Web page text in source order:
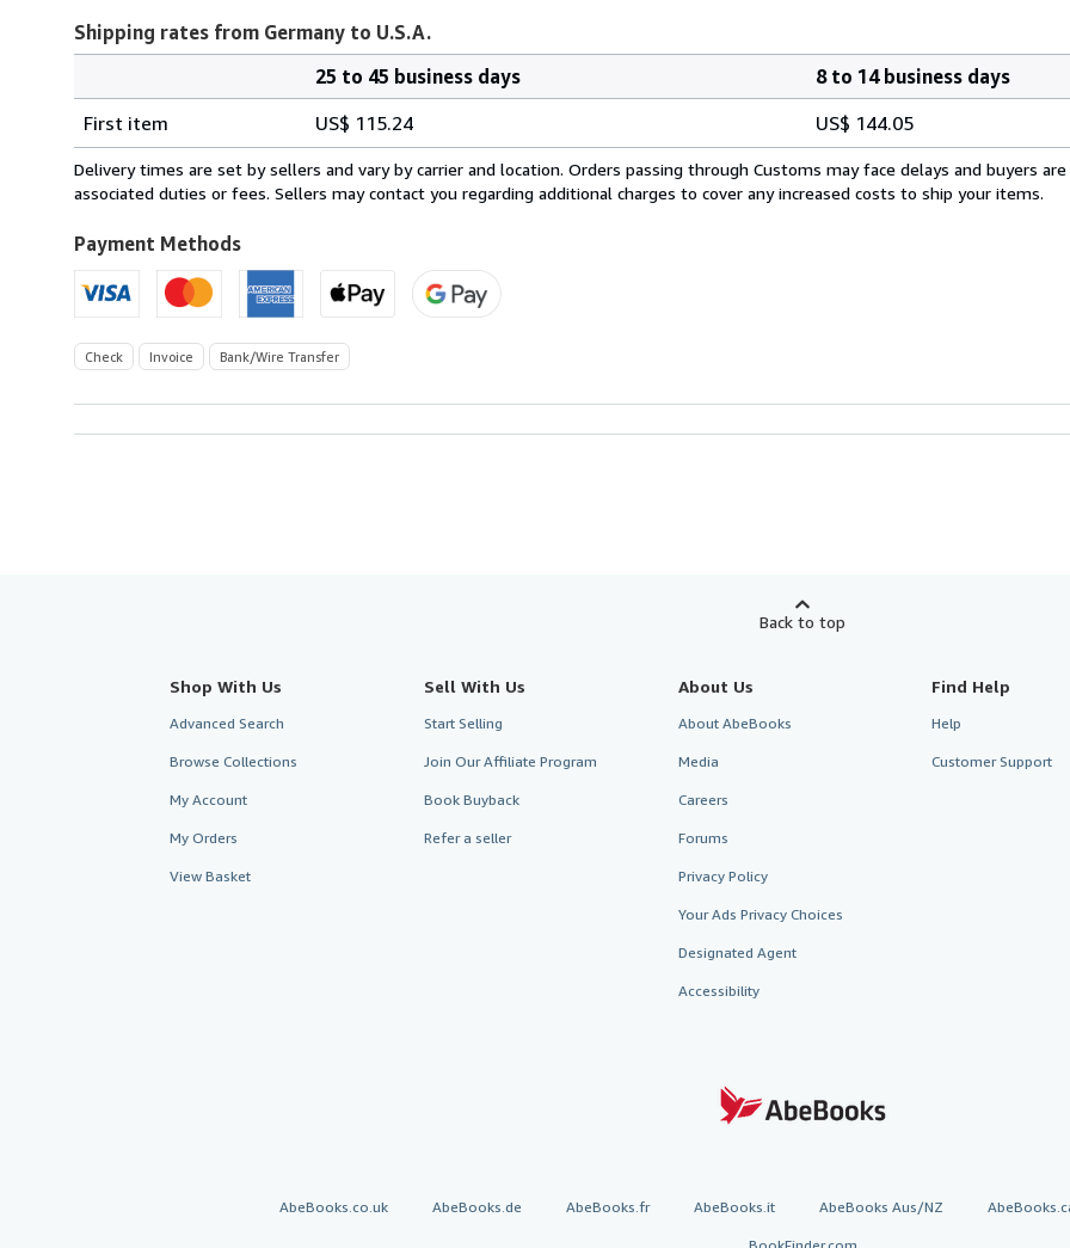
Shipping rates from Germany to U.S.A.
rates
from
Germany
U.S.A.
25 to 45 business days
8 to 14 business days
First item
US$ 115.24 US$ 144.05
Delivery times are set by sellers and vary by carrier and location. Orders passing through Customs may face delays and buyers
associated duties or fees. Sellers may contact you regarding additional charges to cover any increased costs to ship your items.
Payment Methods
Check Invoice Bank/Wire Transfer
Back to top
Shop With Us
Advanced Search
Browse Collections
My Account
My Orders
View Basket
Sell With Us
Start Selling
Join Our Affiliate Program
Book Buyback
Refer a seller
About Us
About AbeBooks
Media
Careers
Forums
Privacy Policy
Your Ads Privacy Choices
Designated Agent
Accessibility
Find Help
Help
Customer Support
AbeBooks.co.uk AbeBooks.de AbeBooks.fr AbeBooks.it AbeBooks Aus/NZ